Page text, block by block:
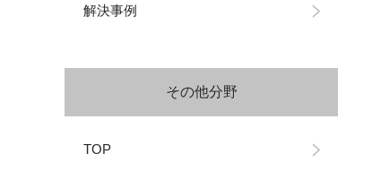
解決事例
その他分野
TOP